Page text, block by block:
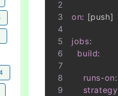
on: [push]
jobs:
build:
runs-on:
strategy